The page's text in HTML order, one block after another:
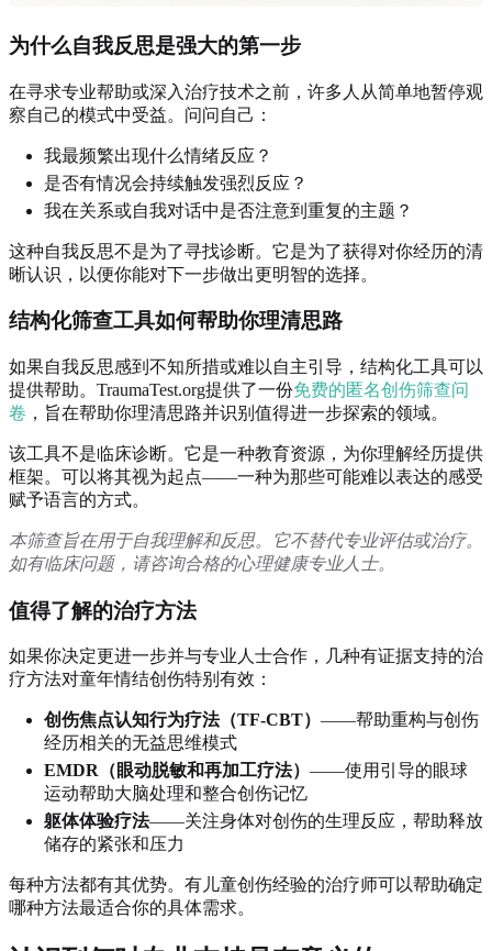
为什么自我反思是强大的第一步
在寻求专业帮助或深入治疗技术之前，许多人从简单地暂停观
察自己的模式中受益。问问自己：
我最频繁出现什么情绪反应？
是否有情况会持续触发强烈反应？
我在关系或自我对话中是否注意到重复的主题？
这种自我反思不是为了寻找诊断。它是为了获得对你经历的清
晰认识，以便你能对下一步做出更明智的选择。
结构化筛查工具如何帮助你理清思路
如果自我反思感到不知所措或难以自主引导，结构化工具可以
提供帮助。TraumaTest.org提供了一份免费的匿名创伤筛查问
卷 ，旨在帮助你理清思路并识别值得进一步探索的领域。
该工具不是临床诊断。它是一种教育资源，为你理解经历提供
框架。可以将其视为起点——一种为那些可能难以表达的感受
赋予语言的方式。
本筛查旨在用于自我理解和反思。它不替代专业评估或治疗。
如有临床问题，请咨询合格的心理健康专业人士。
值得了解的治疗方法
如果你决定更进一步并与专业人士合作，几种有证据支持的治
疗方法对童年情结创伤特别有效：
创伤焦点认知行为疗法（TF-CBT） ——帮助重构与创伤
经历相关的无益思维模式
EMDR（眼动脱敏和再加工疗法） ——使用引导的眼球
运动帮助大脑处理和整合创伤记忆
躯体体验疗法——关注身体对创伤的生理反应，帮助释放
储存的紧张和压力
每种方法都有其优势。有儿童创伤经验的治疗师可以帮助确定
哪种方法最适合你的具体需求。